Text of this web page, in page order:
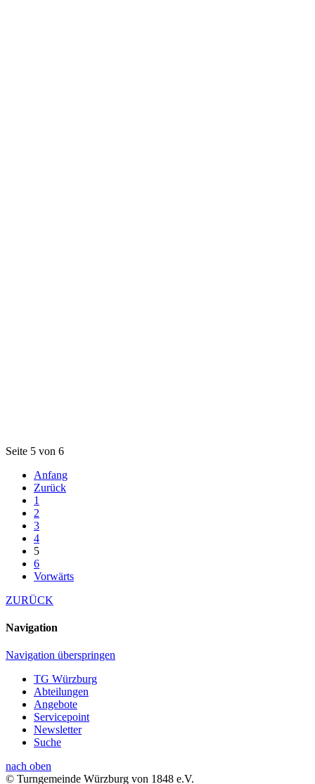
Seite 5 von 6
Anfang
Zurück
1
2
3
4
5
6
Vorwärts
ZURÜCK
Navigation
Navigation überspringen
TG Würzburg
Abteilungen
Angebote
Servicepoint
Newsletter
Suche
nach oben
© Turngemeinde Würzburg von 1848 e.V.